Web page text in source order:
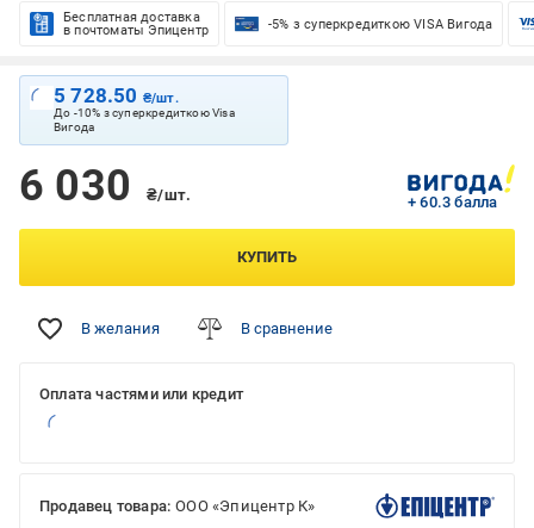
Бесплатная доставка
в почтоматы Эпицентр
-5% з суперкредиткою VISA Вигода
5 728.50 ₴/шт.
До -10% з суперкредиткою Visa
Вигода
6 030 ₴/шт. + 60.3 балла
КУПИТЬ
В желания В сравнение
Оплата частями или кредит
Продавец товара: ООО «Эпицентр К»